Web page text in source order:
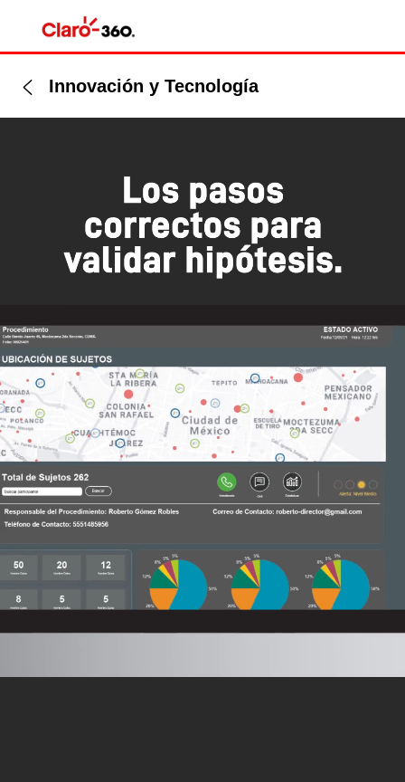
Innovación y Tecnología